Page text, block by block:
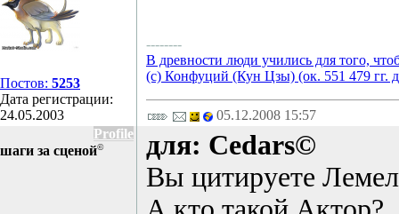
Постов: 5253
Дата регистрации:
24.05.2003
--------
В древности люди учились для того,
(с) Конфуций (Кун Цзы) (ок. 551 479 гг.
05.12.2008 15:57
Profile
шаги за сценой©
для: Cedars©
Вы цитируете